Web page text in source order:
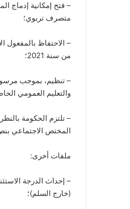
– فتح إمكانية إدماج
متصرف تربوي؛
– الاحتفاظ بالمفعول
من سنة 2021؛
– تنظيم، بموجب
والتعليم العمومي
– تلتزم الحكومة
المختص الاجتماعي
ملفات أخرى:
– إحداث الدرجة
(خارج السلم)؛